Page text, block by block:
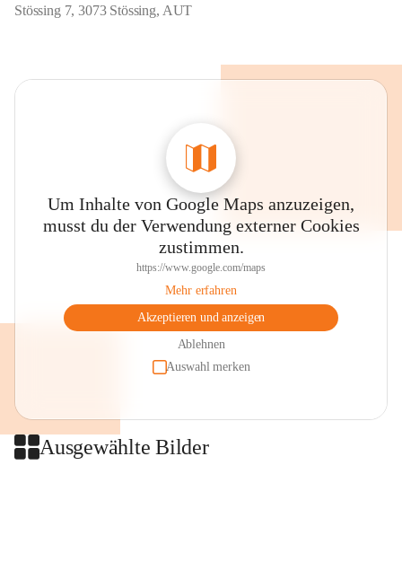
Stössing 7, 3073 Stössing, AUT
Um Inhalte von Google Maps anzuzeigen,
musst du der Verwendung externer Cookies
zustimmen.
https://www.google.com/maps
Mehr erfahren
Akzeptieren und anzeigen
Ablehnen
Auswahl merken
Ausgewählte Bilder